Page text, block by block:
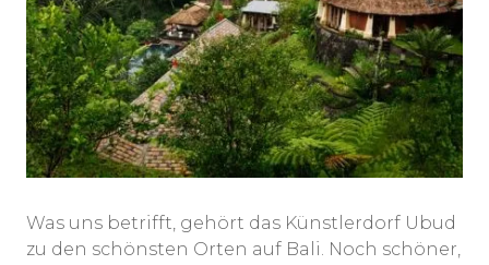
Was uns betrifft, gehört das Künstlerdorf Ubud
zu den schönsten Orten auf Bali. Noch schöner,